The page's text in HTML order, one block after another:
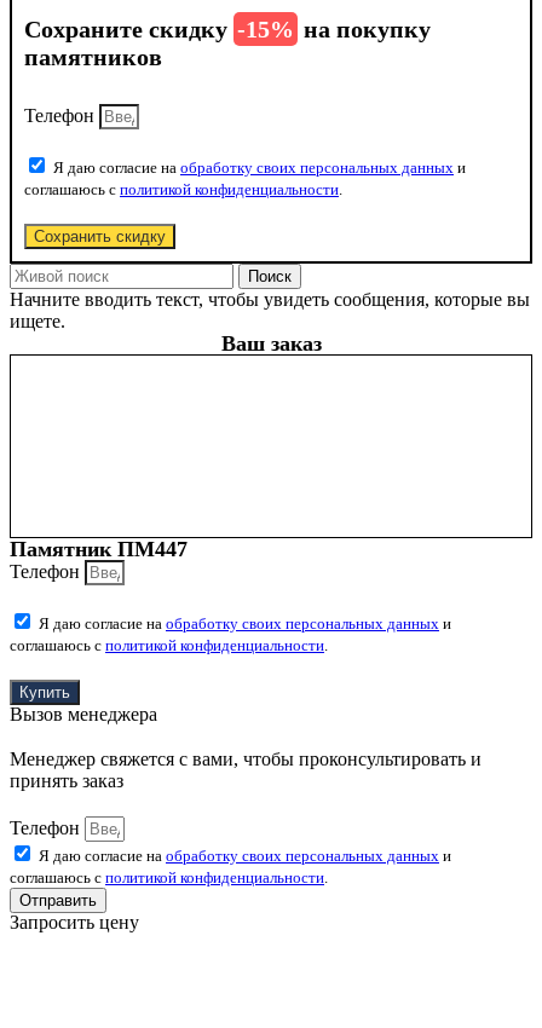
Сохраните скидку -15% на покупку
памятников
Телефон
Я даю согласие на обработку своих персональных данных и
соглашаюсь с политикой конфиденциальности
Сохранить скидку
Поиск
Начните вводить текст, чтобы увидеть сообщения, которые вы
ищете.
Ваш заказ
Памятник ПМ447
Телефон
Я даю согласие на обработку своих персональных данных и
соглашаюсь с политикой конфиденциальности
Купить
Вызов менеджера
Менеджер свяжется с вами, чтобы проконсультировать и
принять заказ
Телефон
Я даю согласие на обработку своих персональных данных и
соглашаюсь с политикой конфиденциальности
Отправить
Запросить цену